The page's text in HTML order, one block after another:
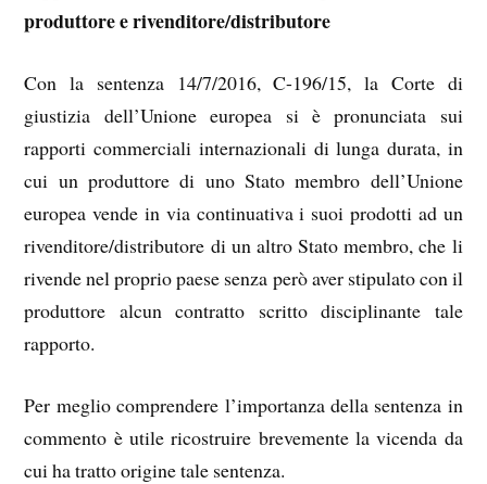
produttore e rivenditore/distributore
Con la sentenza 14/7/2016, C-196/15, la Corte di
giustizia dell’Unione europea si è pronunciata sui
rapporti commerciali internazionali di lunga durata, in
cui un produttore di uno Stato membro dell’Unione
europea vende in via continuativa i suoi prodotti ad un
rivenditore/distributore di un altro Stato membro, che li
rivende nel proprio paese senza però aver stipulato con il
produttore alcun contratto scritto disciplinante tale
rapporto.
Per meglio comprendere l’importanza della sentenza in
commento è utile ricostruire brevemente la vicenda da
cui ha tratto origine tale sentenza.